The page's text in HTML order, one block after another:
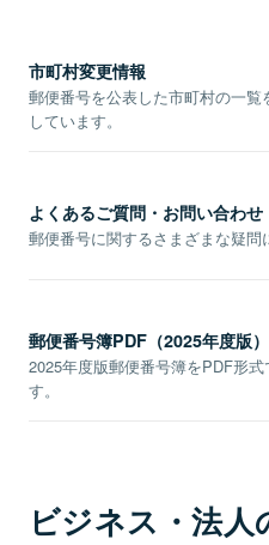
市町村変更情報
郵便番号を公表した市町村の一
しています。
よくあるご質問・お問い合わせ
郵便番号に関するさまざまな疑問
郵便番号簿PDF（2025年度版）
2025年度版郵便番号簿をPDF形
す。
ビジネス・法